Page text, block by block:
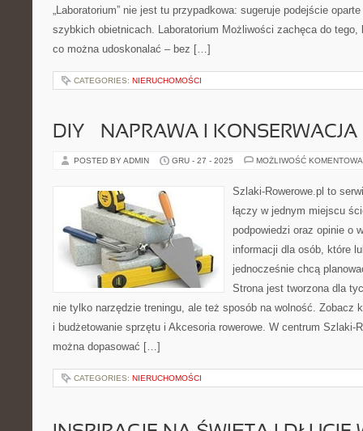
„Laboratorium” nie jest tu przypadkowa: sugeruje podejście
szybkich obietnicach. Laboratorium Możliwości zachęca do
co można udoskonalać – bez […]
CATEGORIES: NIERUCHOMOŚCI
DIY – NAPRAWA I KONSERWACJA
POSTED BY ADMIN GRU - 27 - 2025 MOŻLIWOŚĆ
Szlaki-Rowerowe.pl to
łączy w jednym miejscu
podpowiedzi oraz opinie o
informacji dla osób, które
jednocześnie chcą
Strona jest tworzona dla
nie tylko narzędzie treningu, ale też sposób na wolność. Zobacz
i budżetowanie sprzętu i Akcesoria rowerowe. W centrum Szlaki-
można dopasować […]
CATEGORIES: NIERUCHOMOŚCI